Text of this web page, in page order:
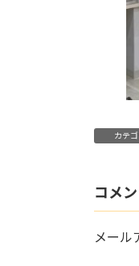
カテ
コメ
メール